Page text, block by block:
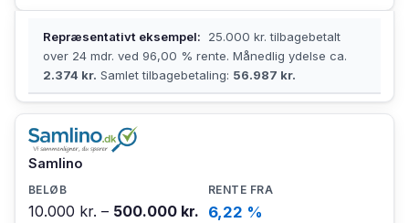
Repræsentativt eksempel:
25.000 kr. tilbagebetalt
over 24 mdr. ved 96,00 % rente. Månedlig ydelse ca.
2.374 kr. Samlet tilbagebetaling: 56.987 kr.
Samlino
10.000 kr. – 500.000 kr. 6,22 %